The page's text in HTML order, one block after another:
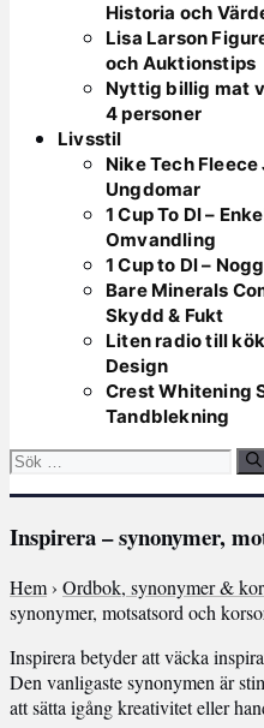
Historia och
Lisa Larson
och Auktionstips
Nyttig billig mat
4 personer
Livsstil
Nike Tech
Ungdomar
1 Cup To Dl –
Omvandling
1 Cup to Dl –
Bare Minerals
Skydd & Fukt
Liten radio till
Design
Crest Whitening
Tandblekning
Sök
Inspirera – synonymer,
Hem› Ordbok, synonymer &
synonymer, motsatsord och
Inspirera betyder att väcka
Den vanligaste synonymen är
att sätta igång kreativitet eller